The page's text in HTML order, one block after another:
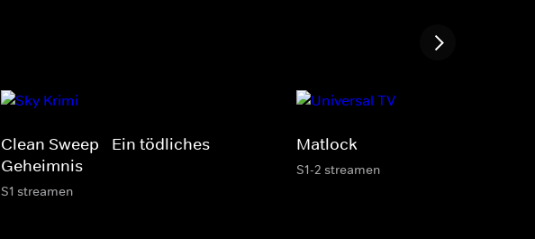
Clean Sweep - Ein tödliches
Geheimnis
S1 streamen
Matlock
S1-2 streamen